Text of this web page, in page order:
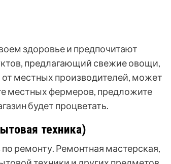
здоровье и предпочитают
предлагающий свежие овощи,
местных производителей, может
местных фермеров, предложите
будет процветать.
техника)
ремонту. Ремонтная мастерская,